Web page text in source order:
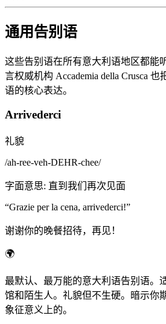
通用告别语
这些告别语在所有意大利语地区都能
言权威机构 Accademia della Crusca
语的核心表达。
Arrivederci
礼貌
/ah-ree-veh-DEHR-chee/
字面意思: 直到我们再次见面
“Grazie per la cena, arrivederci!”
谢谢你的晚餐招待，再见！
🌍
最默认、最万能的意大利语告别语。
馆和陌生人。礼貌但不生硬。暗示你
象征意义上的。